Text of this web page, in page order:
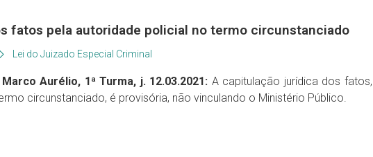
fatos pela autoridade policial no termo circunstanciado
Lei do Juizado Especial Criminal
Aurélio, 1ª Turma, j. 12.03.2021: A capitulação jurídica dos fatos,
circunstanciado, é provisória, não vinculando o Ministério Público.